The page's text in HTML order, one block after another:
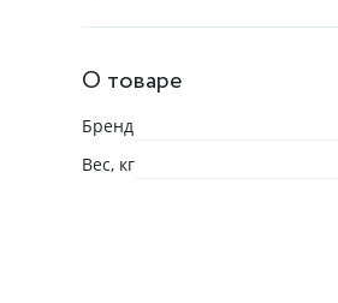
О товаре
Бренд
Вес, кг